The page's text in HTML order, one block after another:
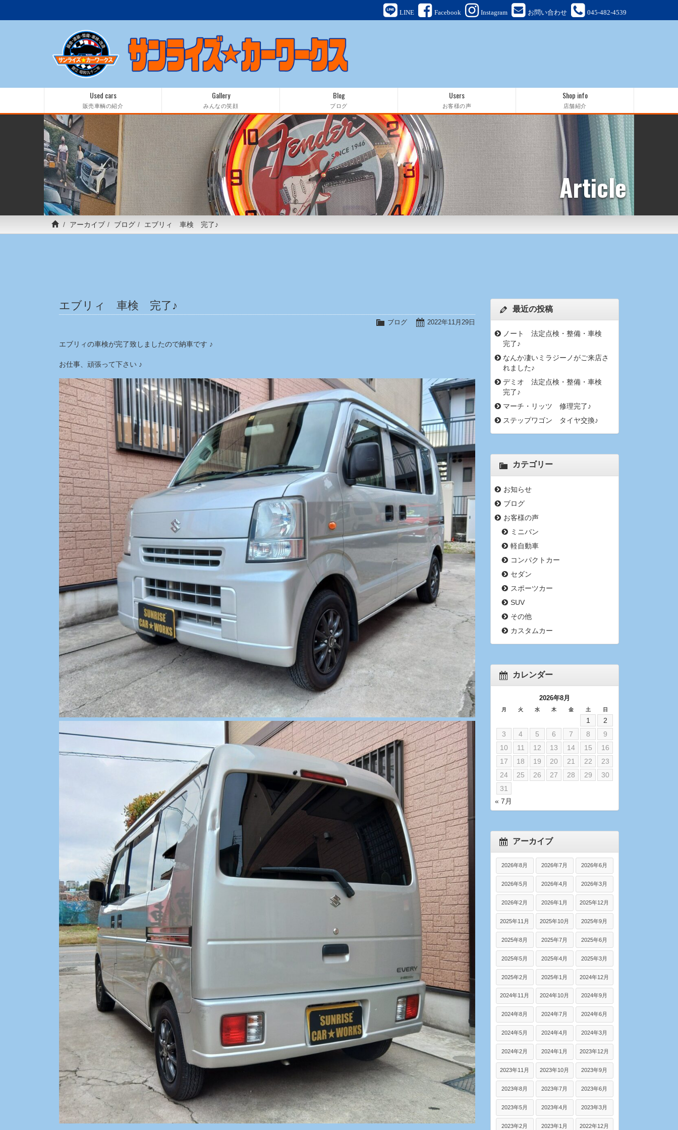
LINE Facebook Instagram お問い合わせ 045-482-4539
Used cars
販売車輌の紹介
Gallery
みんなの笑顔
Blog
ブログ
Users
お客様の声
Shop info
店舗紹介
Article
アーカイブ ブログ エブリィ 車検 完了♪
エブリィ 車検 完了♪
2022年11月29日
ブログ
エブリィの車検が完了致しましたので納車です ♪
お仕事、頑張って下さい ♪
最近の投稿
ノート 法定点検・整備・車検
完了♪
なんか凄いミラジーノがご来店さ
れました♪
デミオ 法定点検・整備・車検
完了♪
マーチ・リッツ 修理完了♪
ステップワゴン タイヤ交換♪
カテゴリー
お知らせ
ブログ
お客様の声
ミニバン
軽自動車
コンパクトカー
セダン
スポーツカー
SUV
その他
カスタムカー
カレンダー
2026年8月
月 火 水 木 金 土 日
1
2
3
4 5 6 7 8
9
10
11 12 13 14 15
16
17
18 19 20 21 22
23
24
25 26 27 28 29
30
31
« 7月
アーカイブ
2026年8月 2026年7月 2026年6月
2026年5月 2026年4月 2026年3月
2026年2月 2026年1月 2025年12月
2025年11月 2025年10月 2025年9月
2025年8月 2025年7月 2025年6月
2025年5月 2025年4月 2025年3月
2025年2月 2025年1月 2024年12月
2024年11月 2024年10月 2024年9月
2024年8月 2024年7月 2024年6月
2024年5月 2024年4月 2024年3月
2024年2月 2024年1月 2023年12月
2023年11月 2023年10月 2023年9月
2023年8月 2023年7月 2023年6月
2023年5月 2023年4月 2023年3月
2023年2月 2023年1月 2022年12月